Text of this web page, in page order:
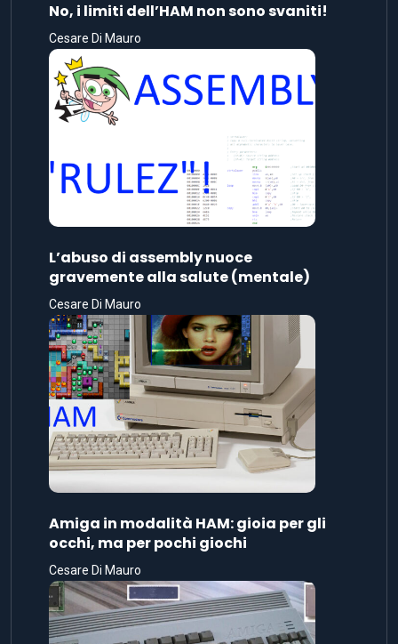
No, i limiti dell’HAM non sono svaniti!
Cesare Di Mauro
L’abuso di assembly nuoce
gravemente alla salute (mentale)
Cesare Di Mauro
Amiga in modalità HAM: gioia per gli
occhi, ma per pochi giochi
Cesare Di Mauro